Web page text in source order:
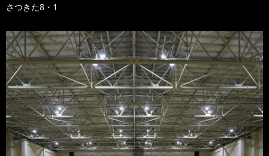
さつきた8・1